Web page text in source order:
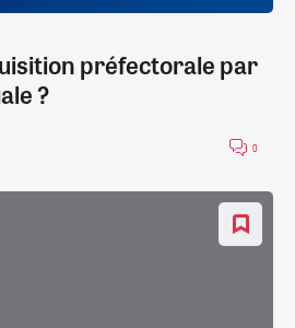
préfectorale par
?
0